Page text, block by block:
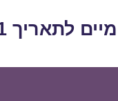
29/01/2021